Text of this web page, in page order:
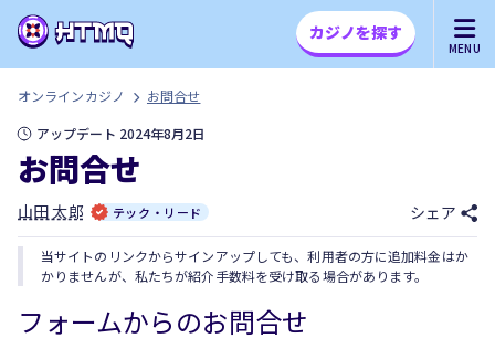
MENU
カジノを探す
オンラインカジノ
お問合せ
アップデート 2024年8月2日
お問合せ
山田 太郎 テック・リード シェア
当サイトのリンクからサインアップしても、利用者の方に追加料金はか
かりませんが、私たちが紹介手数料を受け取る場合があります。
フォームからのお問合せ